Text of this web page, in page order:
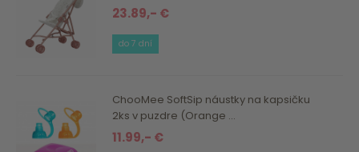
23.89,- €
do 7 dní
ChooMee SoftSip náustky na kapsičku
2ks v puzdre (Orange ...
11.99,- €